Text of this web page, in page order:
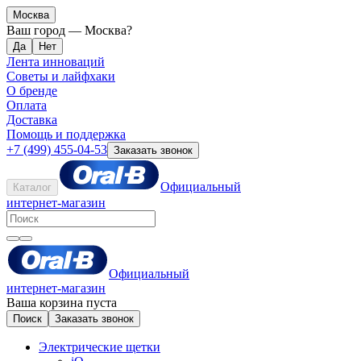
Москва
Ваш город — Москва?
Лента инноваций
Советы и лайфхаки
О бренде
Оплата
Доставка
Помощь и поддержка
+7 (499) 455-04-53 Заказать звонок
Каталог
Официальный
интернет-магазин
Официальный
интернет-магазин
Ваша корзина пуста
Поиск Заказать звонок
Электрические щетки